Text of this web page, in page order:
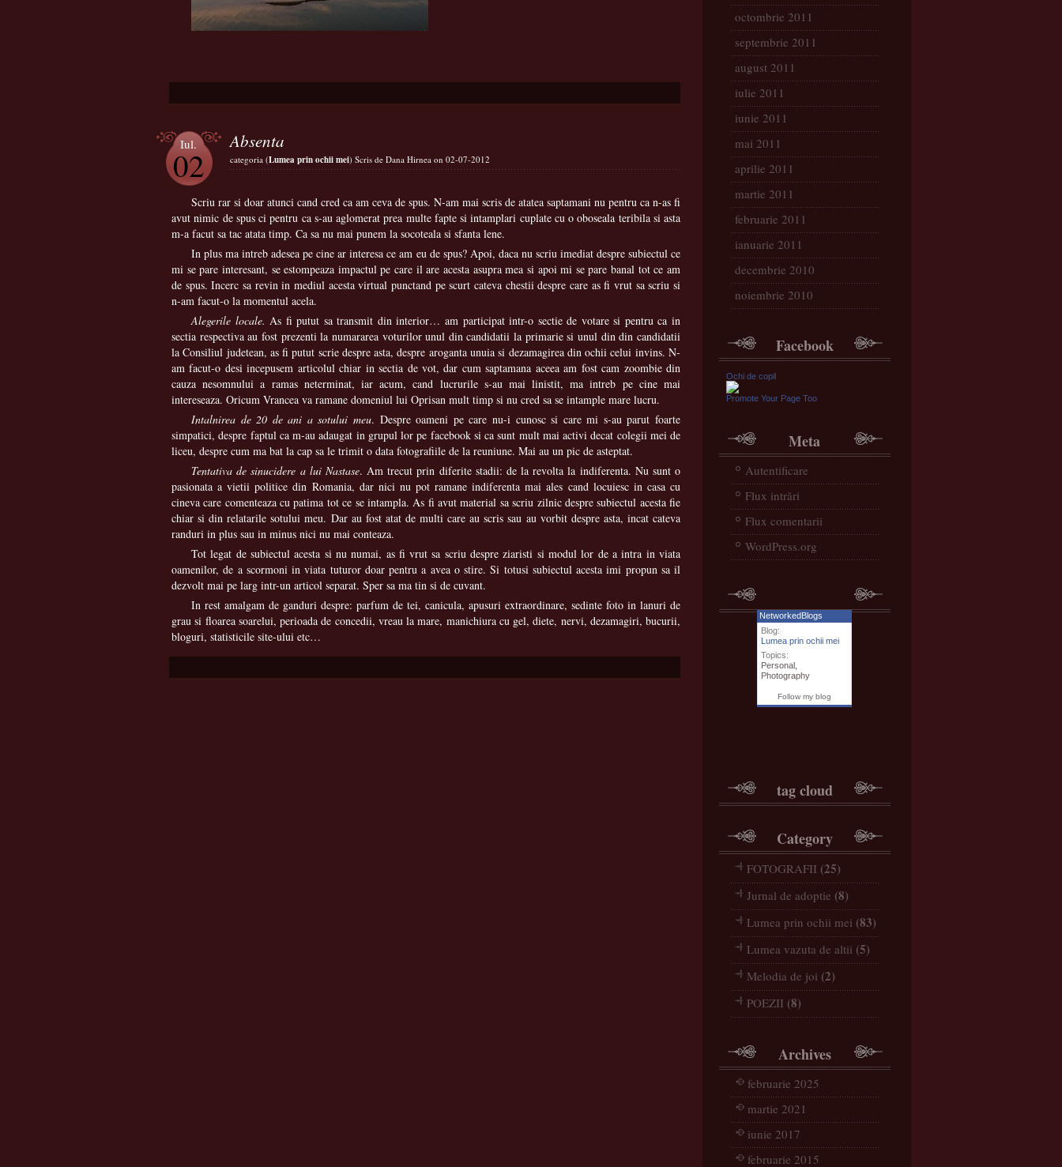
Iul.
02
Absenta
categoria (Lumea prin ochii mei) Scris de Dana Hirnea on 02-07-2012
Scriu rar si doar atunci cand cred ca am ceva de spus. N-am mai scris de atatea saptamani nu pentru ca n-as fi
avut nimic de spus ci pentru ca s-au aglomerat prea multe fapte si intamplari cuplate cu o oboseala teribila si asta
m-a facut sa tac atata timp. Ca sa nu mai punem la socoteala si sfanta lene.
In plus ma intreb adesea pe cine ar interesa ce am eu de spus? Apoi, daca nu scriu imediat despre subiectul ce
mi se pare interesant, se estompeaza impactul pe care il are acesta asupra mea si apoi mi se pare banal tot ce am
de spus. Incerc sa revin in mediul acesta virtual punctand pe scurt cateva chestii despre care as fi vrut sa scriu si
n-am facut-o la momentul acela.
Alegerile locale. As fi putut sa transmit din interior… am participat intr-o sectie de votare si pentru ca in
sectia respectiva au fost prezenti la numararea voturilor unul din candidatii la primarie si unul din din candidatii
la Consiliul judetean, as fi putut scrie despre asta, despre aroganta unuia si dezamagirea din ochii celui invins. N-
am facut-o desi incepusem articolul chiar in sectia de vot, dar cum saptamana aceea am fost cam zoombie din
cauza nesomnului a ramas neterminat, iar acum, cand lucrurile s-au mai linistit, ma intreb pe cine mai
intereseaza. Oricum Vrancea va ramane domeniul lui Oprisan mult timp si nu cred sa se intample mare lucru.
Intalnirea de 20 de ani a sotului meu. Despre oameni pe care nu-i cunosc si care mi s-au parut foarte
simpatici, despre faptul ca m-au adaugat in grupul lor pe facebook si ca sunt mult mai activi decat colegii mei de
liceu, despre cum ma bat la cap sa le trimit o data fotografiile de la reuniune. Mai au un pic de asteptat.
Tentativa de sinucidere a lui Nastase. Am trecut prin diferite stadii: de la revolta la indiferenta. Nu sunt o
pasionata a vietii politice din Romania, dar nici nu pot ramane indiferenta mai ales cand locuiesc in casa cu
cineva care comenteaza cu patima tot ce se intampla. As fi avut material sa scriu zilnic despre subiectul acesta fie
chiar si din relatarile sotului meu. Dar au fost atat de multi care au scris sau au vorbit despre asta, incat cateva
randuri in plus sau in minus nici nu mai conteaza.
Tot legat de subiectul acesta si nu numai, as fi vrut sa scriu despre ziaristi si modul lor de a intra in viata
oamenilor, de a scormoni in viata tuturor doar pentru a avea o stire. Si totusi subiectul acesta imi propun sa il
dezvolt mai pe larg intr-un articol separat. Sper sa ma tin si de cuvant.
In rest amalgam de ganduri despre: parfum de tei, canicula, apusuri extraordinare, sedinte foto in lanuri de
grau si floarea soarelui, perioada de concedii, vreau la mare, manichiura cu gel, diete, nervi, dezamagiri, bucurii,
bloguri, statisticile site-ului etc…
octombrie 2011
septembrie 2011
august 2011
iulie 2011
iunie 2011
mai 2011
aprilie 2011
martie 2011
februarie 2011
ianuarie 2011
decembrie 2010
noiembrie 2010
Facebook
Ochi de copil
Promote Your Page Too
Meta
Autentificare
Flux intrări
Flux comentarii
WordPress.org
NetworkedBlogs
Blog:
Lumea prin ochii mei
Topics:
Personal
Photography
Follow my blog
tag cloud
Category
FOTOGRAFII (25)
Jurnal de adoptie (8)
Lumea prin ochii mei (83)
Lumea vazuta de altii (5)
Melodia de joi (2)
POEZII (8)
Archives
februarie 2025
martie 2021
iunie 2017
februarie 2015